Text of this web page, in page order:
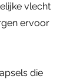
vlecht
ervoor
die